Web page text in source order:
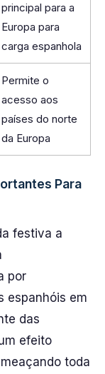
principal para a
Europa para
carga espanhola
Permite o
acesso aos
países do norte
da Europa
Para
festiva a
por
espanhóis em
das
efeito
toda